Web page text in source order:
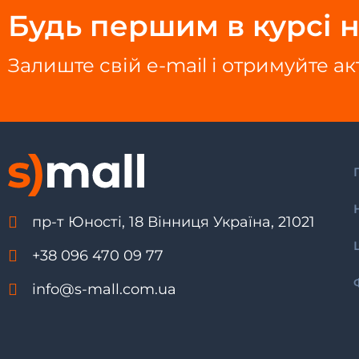
Будь першим в курсі
Залиште свій e-mail і отримуйте
пр-т Юності, 18 Вінниця Україна, 21021
+38 096 470 09 77
info@s-mall.com.ua